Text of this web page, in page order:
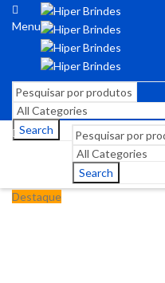
Menu
Search
Search
Destaque